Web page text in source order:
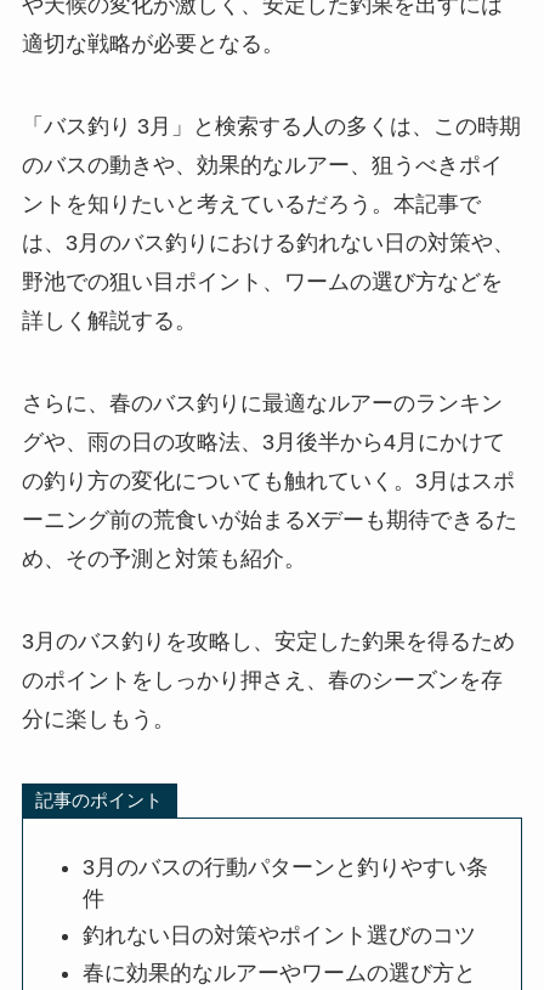
や天候の変化が激しく、安定した釣果を出すには
適切な戦略が必要となる。
「バス釣り 3月」と検索する人の多くは、この時期
のバスの動きや、効果的なルアー、狙うべきポイ
ントを知りたいと考えているだろう。本記事で
は、3月のバス釣りにおける釣れない日の対策や、
野池での狙い目ポイント、ワームの選び方などを
詳しく解説する。
さらに、春のバス釣りに最適なルアーのランキン
グや、雨の日の攻略法、3月後半から4月にかけて
の釣り方の変化についても触れていく。3月はスポ
ーニング前の荒食いが始まるXデーも期待できるた
め、その予測と対策も紹介。
3月のバス釣りを攻略し、安定した釣果を得るため
のポイントをしっかり押さえ、春のシーズンを存
分に楽しもう。
記事のポイント
3月のバスの行動パターンと釣りやすい条
件
釣れない日の対策やポイント選びのコツ
春に効果的なルアーやワームの選び方と